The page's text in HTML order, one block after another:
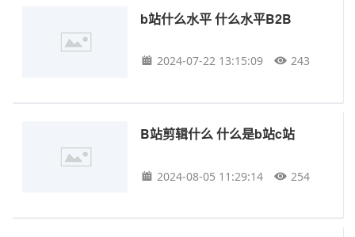
b站什么水平 什么水平B2B
2024-07-22 13:15:09 243
B站剪辑什么 什么是b站c站
2024-08-05 11:29:14 254